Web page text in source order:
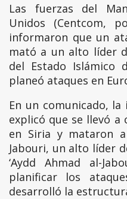
Las fuerzas del
Unidos (Centcom,
informaron que un
mató a un alto líder
del Estado Islámico
planeó ataques en
En un comunicado,
explicó que se llevó
en Siria y mataron a
Jabouri, un alto líder
‘Aydd Ahmad al-
planificar los
desarrolló la